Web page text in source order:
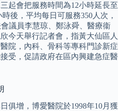
起會把服務時間為12小時延長至
後，平均每日可服務350人次，
議員李慧琼、鄭泳舜、醫療衞
今天舉行記者會，指黃大仙區人
院，內科、骨科等專科門診新症
受，促請政府在區內興建急症醫
俱增，博愛醫院於1998年10月獲